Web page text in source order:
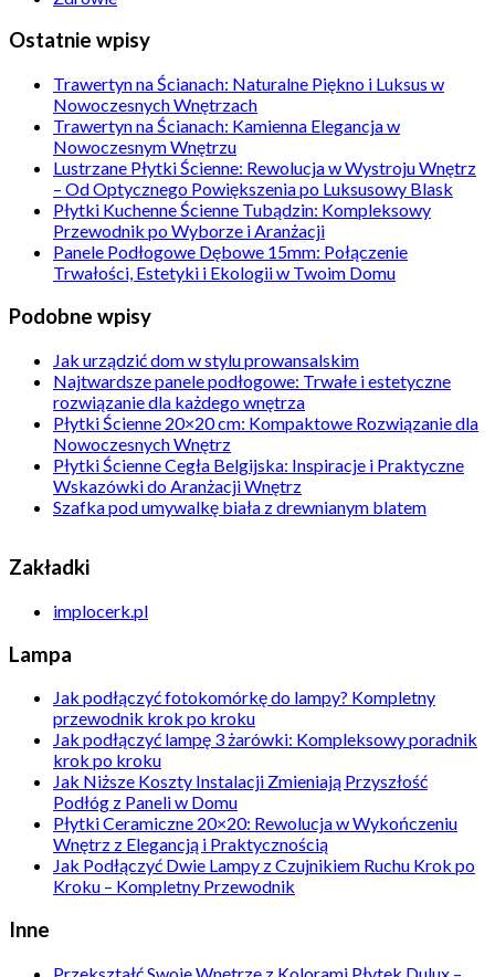
Ostatnie wpisy
Trawertyn na Ścianach: Naturalne Piękno i Luksus w
Nowoczesnych Wnętrzach
Trawertyn na Ścianach: Kamienna Elegancja w
Nowoczesnym Wnętrzu
Lustrzane Płytki Ścienne: Rewolucja w Wystroju Wnętrz
– Od Optycznego Powiększenia po Luksusowy Blask
Płytki Kuchenne Ścienne Tubądzin: Kompleksowy
Przewodnik po Wyborze i Aranżacji
Panele Podłogowe Dębowe 15mm: Połączenie
Trwałości, Estetyki i Ekologii w Twoim Domu
Podobne wpisy
Jak urządzić dom w stylu prowansalskim
Najtwardsze panele podłogowe: Trwałe i estetyczne
rozwiązanie dla każdego wnętrza
Płytki Ścienne 20×20 cm: Kompaktowe Rozwiązanie dla
Nowoczesnych Wnętrz
Płytki Ścienne Cegła Belgijska: Inspiracje i Praktyczne
Wskazówki do Aranżacji Wnętrz
Szafka pod umywalkę biała z drewnianym blatem
Zakładki
implocerk.pl
Lampa
Jak podłączyć fotokomórkę do lampy? Kompletny
przewodnik krok po kroku
Jak podłączyć lampę 3 żarówki: Kompleksowy poradnik
krok po kroku
Jak Niższe Koszty Instalacji Zmieniają Przyszłość
Podłóg z Paneli w Domu
Płytki Ceramiczne 20×20: Rewolucja w Wykończeniu
Wnętrz z Elegancją i Praktycznością
Jak Podłączyć Dwie Lampy z Czujnikiem Ruchu Krok po
Kroku – Kompletny Przewodnik
Inne